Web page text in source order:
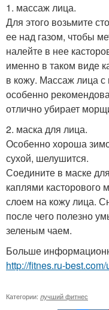
1. массаж лица.
Для этого возьмите
ее над газом, чтобы
налейте в нее
именно в таком виде
в кожу. Массаж лица
особенно
отлично убирает
2. маска для лица.
Особенно хороша
сухой, шелушится.
Соедините в маске
каплями касторового
слоем на кожу лица.
после чего полезно
зеленым чаем.
Больше
http://fitnes.ru-
Категории: лучший фитнес